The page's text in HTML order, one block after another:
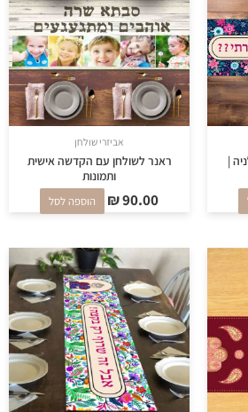
|
אביזרי שולחן
ראנר לשולחן עם הקדשה אישית
ותמונות
₪90.00 הוספה לסל